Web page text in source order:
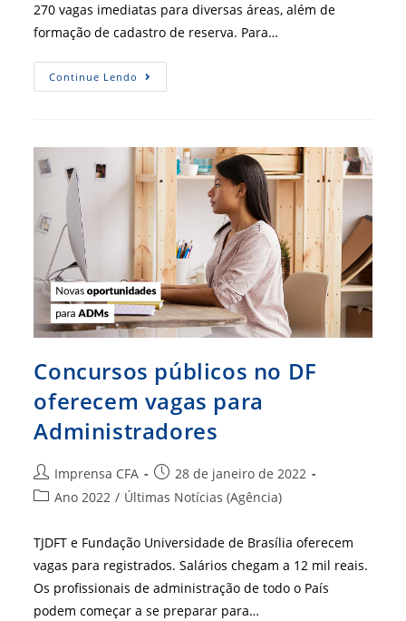
270 vagas imediatas para diversas áreas, além de
formação de cadastro de reserva. Para…
Continue Lendo Concurso
UNB:
Para
Sair
Na
Frente
E
Conquistar
Vaga
De
Administrador
Concursos públicos no DF
oferecem vagas para
Administradores
Autor
do
Imprensa CFA
Post
publicado:
28 de janeiro de 2022
Categoria
post:
Ano 2022 / Últimas Notícias (Agência)
TJDFT e Fundação Universidade de Brasília oferecem
vagas para registrados. Salários chegam a 12 mil reais.
Os profissionais de administração de todo o País
podem começar a se preparar para…